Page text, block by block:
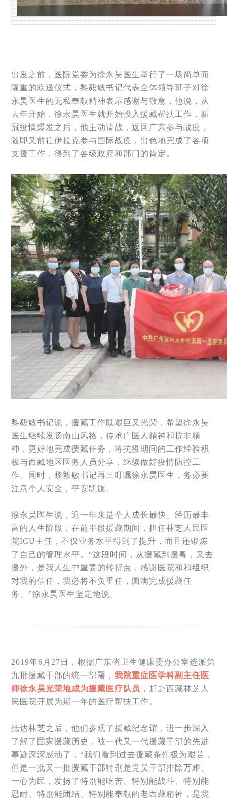
出发之前，医院党委为徐永昊医生举行了一场简单而
隆重的欢送仪式，黎毅敏书记代表全体领导班子对徐
永昊医生的无私奉献精神表示感谢与敬意，他说，从
去年开始，徐永昊医生就开始投入援藏帮扶工作，新
冠疫情爆发之后，他主动请战，返回广东参与战疫，
随即又前往伊拉克参与国际战疫，出色地完成了各项
支援工作，得到了各级政府和部门的肯定。
黎毅敏书记说，援藏工作既艰巨又光荣，希望徐永昊
医生继续发扬南山风格，传承广医人精神和抗非精
神，更好地完成援藏任务，将抗疫期间的工作经验积
极与西藏地区医务人员分享，继续做好疫情防控工
作。同时，黎毅敏书记再三叮嘱徐永昊医生，务必要
注意个人安全，平安凯旋。
徐永昊医生说，近一年来是个人成长最快、经历最丰
富的人生阶段，在前半段援藏期间，担任林芝人民医
院ICU主任，不仅业务水平得到了提升，而且还锻炼
了自己的管理水平。“这段时间，从援藏到援粤，又去
援外，是我人生中重要的转折点，感谢医院和和组织
对我的信任，我必将不负重任，圆满完成援藏任
务。”徐永昊医生坚定地说。
2019年6月27日，根据广东省卫生健康委办公室选派第
九批援藏干部的统一部署，我院重症医学科副主任医
师徐永昊光荣地成为援藏医疗队员 ，赶赴西藏林芝人
民医院开展为期一年的医疗帮扶工作。
抵达林芝之后，他们参观了援藏纪念馆，进一步深入
了解了国家援藏历史，被一代又一代援藏干部的先进
事迹深深感动了，“我们看到过去援藏条件极为艰苦，
但是一批又一批援藏干部特别是党员干部排除万难、
一心为民，发扬了特别能吃苦、特别能战斗、特别能
忍耐、特别能团结、特别能奉献的老西藏精神，是我